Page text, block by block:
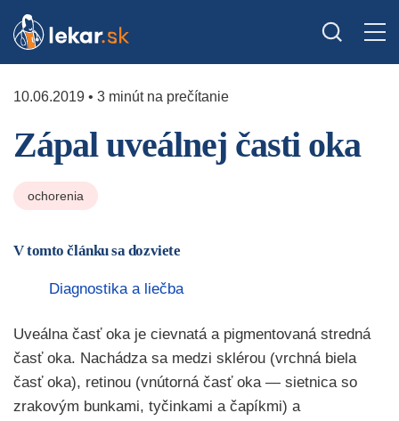
10.06.2019 • 3 minút na prečítanie
Zápal uveálnej časti oka
ochorenia
V tomto článku sa dozviete
Diagnostika a liečba
Uveálna časť oka je cievnatá a pigmentovaná stredná
časť oka. Nachádza sa medzi sklérou (vrchná biela
časť oka), retinou (vnútorná časť oka — sietnica so
zrakovým bunkami, tyčinkami a čapíkmi) a